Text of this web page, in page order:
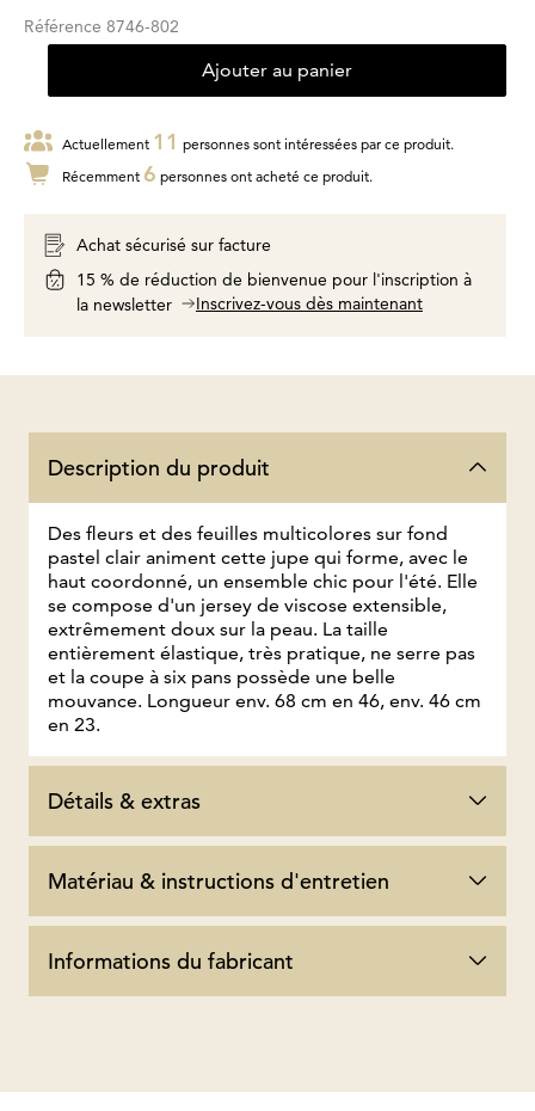
Référence 8746-802
Ajouter au panier
Actuellement 11 personnes sont intéressées par ce produit.
Récemment 6 personnes ont acheté ce produit.
Achat sécurisé sur facture
15 % de réduction de bienvenue pour l'inscription à
la newsletter
Inscrivez-vous dès maintenant
Description du produit
Des fleurs et des feuilles multicolores sur fond
pastel clair animent cette jupe qui forme, avec le
haut coordonné, un ensemble chic pour l'été. Elle
se compose d'un jersey de viscose extensible,
extrêmement doux sur la peau. La taille
entièrement élastique, très pratique, ne serre pas
et la coupe à six pans possède une belle
mouvance. Longueur env. 68 cm en 46, env. 46 cm
en 23.
Détails & extras
Matériau & instructions d'entretien
Informations du fabricant